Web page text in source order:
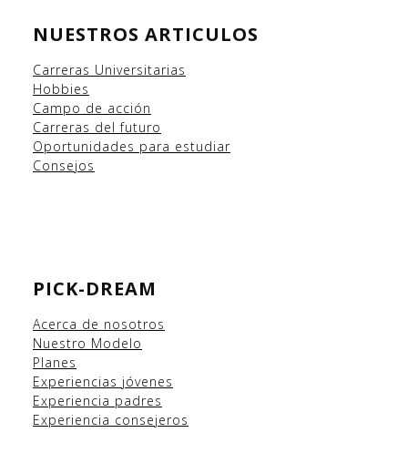
NUESTROS ARTICULOS
Carreras Universitarias
Hobbies
Campo de acción
Carreras del futuro
Oportunidades para estudiar
Consejos
PICK-DREAM
Acerca de nosotros
Nuestro Modelo
Planes
Experiencias jóvenes
Experiencia padres
Experiencia consejeros